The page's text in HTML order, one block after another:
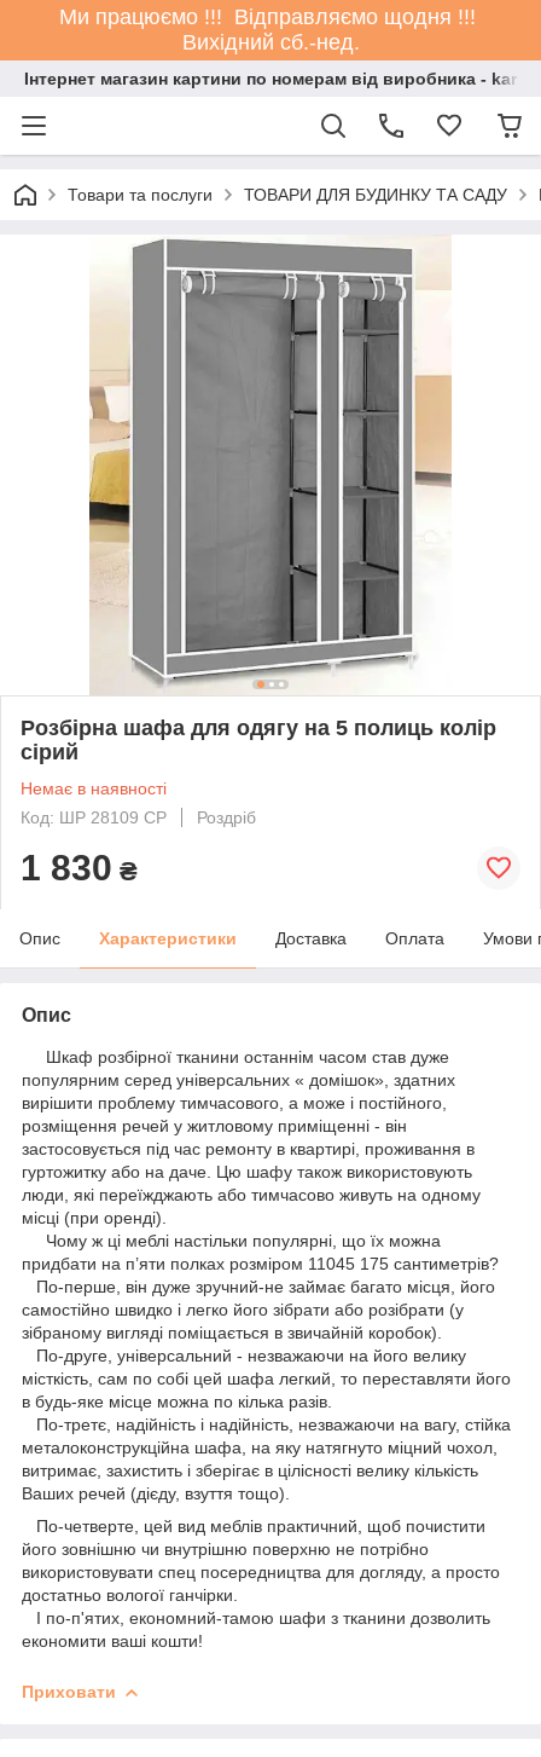
Ми працюємо !!! Відправляємо щодня !!!
Вихідний сб.-нед.
Інтернет магазин картини по номерам від виробника -
Товари та послуги ТОВАРИ ДЛЯ БУДИНКУ ТА САДУ
Розбірна шафа для одягу на 5 полиць колір
сірий
Немає в наявності
Код: ШР 28109 СР
Роздріб
1 830 ₴
Опис Характеристики Доставка Оплата Умови
Опис
Шкаф розбірної тканини останнім часом став дуже
популярним серед універсальних « домішок», здатних
вирішити проблему тимчасового, а може і постійного,
розміщення речей у житловому приміщенні - він
застосовується під час ремонту в квартирі, проживання в
гуртожитку або на даче. Цю шафу також використовують
люди, які переїжджають або тимчасово живуть на одному
місці (при оренді).
Чому ж ці меблі настільки популярні, що їх можна
придбати на п’яти полках розміром 11045 175 сантиметрів?
По-перше, він дуже зручний-не займає багато місця, його
самостійно швидко і легко його зібрати або розібрати (у
зібраному вигляді поміщається в звичайній коробок).
По-друге, універсальний - незважаючи на його велику
місткість, сам по собі цей шафа легкий, то переставляти його
в будь-яке місце можна по кілька разів.
По-третє, надійність і надійність, незважаючи на вагу, стійка
металоконструкційна шафа, на яку натягнуто міцний чохол,
витримає, захистить і зберігає в цілісності велику кількість
Ваших речей (дієду, взуття тощо).
По-четверте, цей вид меблів практичний, щоб почистити
його зовнішню чи внутрішню поверхню не потрібно
використовувати спец посередництва для догляду, а просто
достатньо вологої ганчірки.
І по-п'ятих, економний-тамою шафи з тканини дозволить
економити ваші кошти!
Приховати